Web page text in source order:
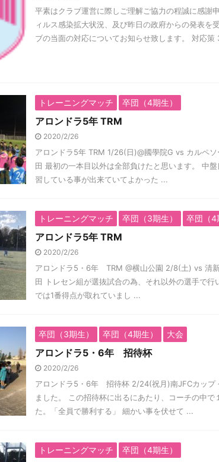
平素はクラブ運営に際しご理解ご協力の程誠に感謝
ィルス感染拡大状況、及び昨日の政府からの発表を
ブの当面の対応についてお知らせ致します。 対応策
トレーニングマッチ 卒団（4期生）
アロンドラ5年 TRM
2020/2/26
アロンドラ5年 TRM 1/26(日)@國學院G vs カルペ
田 最初の一本目以外は全部負けたと思います。 中
習している事が出来ていてよかった ...
トレーニングマッチ 卒団（3期生） 卒団（4
アロンドラ5年 TRM
2020/2/26
アロンドラ5・6年 TRM @横山公園 2/8(土) vs 清
田 トレセン組が選抜試合の為、それ以外の選手で行
では1番得点が取れていまし ...
卒団（3期生） 卒団（4期生） 大会
アロンドラ5・6年 招待杯
2020/2/26
アロンドラ5・6年 招待杯 2/24(祝月)南JFCカップ
ました。 この招待杯に出るにあたり、コーチの中で
た。「全員で勝利する」 細かい事を伏せて ...
トレーニングマッチ 卒団（4期生）